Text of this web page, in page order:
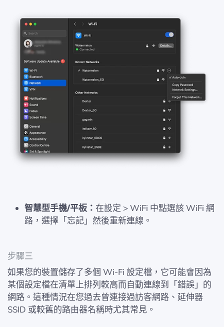
智慧型手機/平板： 在設定 > WiFi 中點選該 WiFi 網
路，選擇「忘記」然後重新連線。
步驟三
如果您的裝置儲存了多個 Wi-Fi 設定檔，它可能會因為
某個設定檔在清單上排列較高而自動連線到「錯誤」的
網路。這種情況在您過去曾連接過訪客網路、延伸器
SSID 或較舊的路由器名稱時尤其常見。